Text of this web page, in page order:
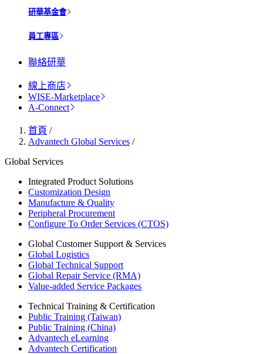
研華基金會
員工專區
聯絡研華
線上商店
WISE-Marketplace
A-Connect
首頁 /
Advantech Global Services /
Global Services
Integrated Product Solutions
Customization Design
Manufacture & Quality
Peripheral Procurement
Configure To Order Services (CTOS)
Global Customer Support & Services
Global Logistics
Global Technical Support
Global Repair Service (RMA)
Value-added Service Packages
Technical Training & Certification
Public Training (Taiwan)
Public Training (China)
Advantech eLearning
Advantech Certification